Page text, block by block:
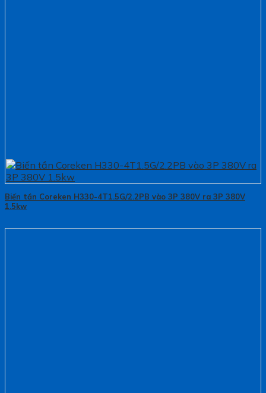
Biến tần Coreken H330-4T1.5G/2.2PB vào 3P 380V ra 3P 380V
1.5kw